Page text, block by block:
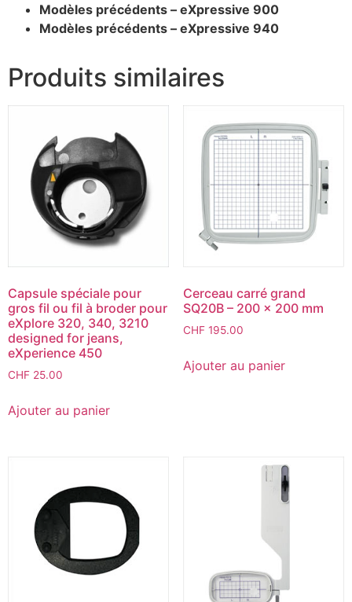
Modèles précédents – eXpressive 900
Modèles précédents – eXpressive 940
Produits similaires
Capsule spéciale pour
gros fil ou fil à broder pour
eXplore 320, 340, 3210
designed for jeans,
eXperience 450
CHF 25.00
Ajouter au panier
Cerceau carré grand
SQ20B – 200 x 200 mm
CHF195.00
Ajouter au panier